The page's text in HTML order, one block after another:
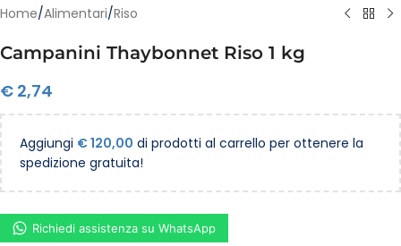
Home/Alimentari/Riso
Campanini Thaybonnet Riso 1 kg
€ 2,74
Aggiungi €120,00 di prodotti al carrello per ottenere la
spedizione gratuita!
Richiedi assistenza su WhatsApp